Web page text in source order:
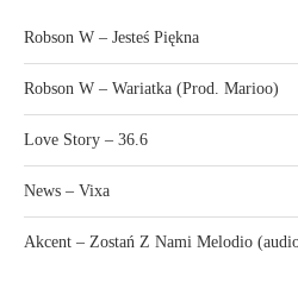
Robson W – Jesteś Piękna
Robson W – Wariatka (Prod. Marioo)
Love Story – 36.6
News – Vixa
Akcent – Zostań Z Nami Melodio